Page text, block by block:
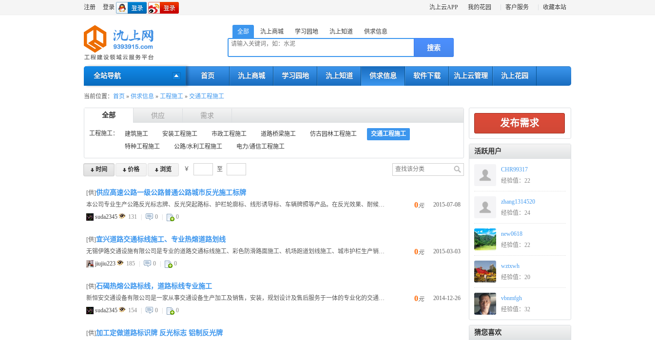
氿上云APP 我的花园 客户服务 收藏本站
注册 登录
全部 氿上商城 学习园地 氿上知道 供求信息
搜索
全站导航 首页 氿上商城 学习园地 氿上知道 供求信息 软件下载 氿上云管理 氿上花园
当前位置： 首页 » 供求信息 » 工程施工 » 交通工程施工
全部 供应 需求
工程施工： 建筑施工 安装工程施工 市政工程施工 道路桥梁施工 仿古园林工程施工
交通工程施工
特种工程施工
公路/水利工程施工 电力/通信工程施工
时间 价格 浏览 ￥ 至
[供]供应高速公路一级公路普通公路城市反光施工标牌
suda2345
131 | 0 | 0
0元 2015-07-08
[供]宜兴道路交通标线施工、专业热熔道路划线
jiujiu223
185 | 0 | 0
0元 2015-03-03
[供]石碣热熔公路标线，道路标线专业施工
suda2345
154 | 0 | 0
0元 2014-12-26
[供]加工定做道路标识牌 反光标志 铝制反光牌
发布需求
活跃用户
CHR99317
经验值：22
zhang1314520
经验值：24
new0618
经验值：22
wztxwh
经验值：20
vbnmfgh
经验值：32
猜您喜欢